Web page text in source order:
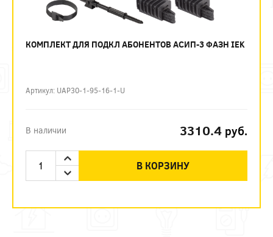
КОМПЛЕКТ ДЛЯ ПОДКЛ АБОНЕНТОВ АСИП-3 ФАЗН IEK
Артикул: UAP30-1-95-16-1-U
В наличии 3310.4 руб.
В КОРЗИНУ